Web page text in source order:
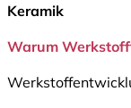
Keramik
Warum